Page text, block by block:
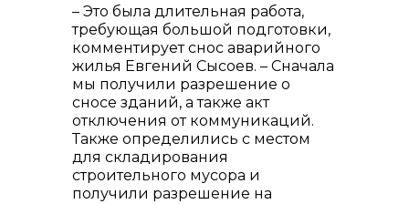
– Это была длительная работа,
требующая большой подготовки,
комментирует снос аварийного
жилья Евгений Сысоев. – Сначала
мы получили разрешение о
сносе зданий, а также акт
отключения от коммуникаций.
Также определились с местом
для складирования
строительного мусора и
получили разрешение на